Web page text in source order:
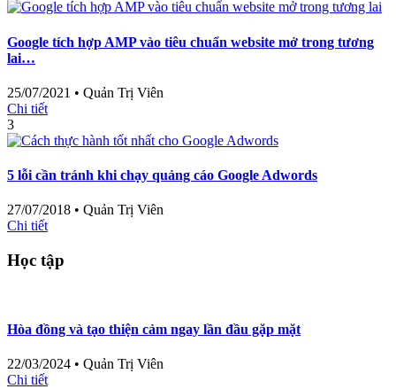
Google tích hợp AMP vào tiêu chuẩn website mở trong tương
lai…
25/07/2021 • Quản Trị Viên
Chi tiết
3
5 lỗi cần tránh khi chạy quảng cáo Google Adwords
27/07/2018 • Quản Trị Viên
Chi tiết
Học tập
Hòa đồng và tạo thiện cảm ngay lần đầu gặp mặt
22/03/2024 • Quản Trị Viên
Chi tiết